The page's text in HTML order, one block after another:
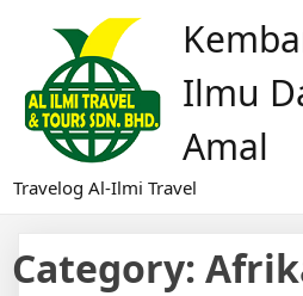
content
Ilmu
Amal
Travelog Al-Ilmi Travel
Category: